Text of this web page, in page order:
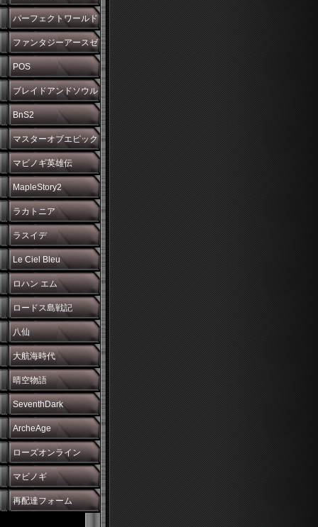
パーフェクトワールド
ファンタジーアースゼ
ロ
POS
ブレイドアンドソウル
BnS2
マスターオブエピック
マビノギ英雄伝
MapleStory2
ラカトニア
ラスイデ
Le Ciel Bleu
ロハン エム
ロードス島戦記
八仙
大航海時代
晴空物語
SeventhDark
ArcheAge
ローズオンライン
マビノギ
再配達フォーム